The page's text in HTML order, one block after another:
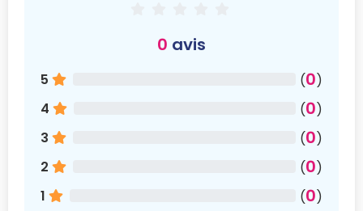
0 avis
5 (0)
4
(0)
3
(0)
2
(0)
1
(0)